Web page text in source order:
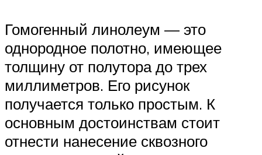
Гомогенный линолеум — это
однородное полотно, имеющее
толщину от полутора до трех
миллиметров. Его рисунок
получается только простым. К
основным достоинствам стоит
отнести нанесение сквозного